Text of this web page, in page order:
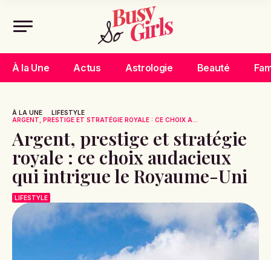
À la Une Actus Astrologie Beauté
À LA UNE
LIFESTYLE
ARGENT, PRESTIGE ET STRATÉGIE ROYALE : CE CHOIX A...
Argent, prestige et stratégie
royale : ce choix audacieux
qui intrigue le Royaume-Uni
LIFESTYLE